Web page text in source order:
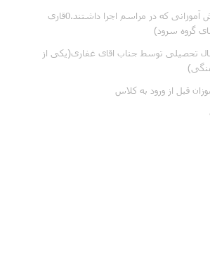
6-اهدای هدیه به دانش آموزانی که در مراسم اجرا داشتند.0قاری
گروه سرود)
تحصیلی توسط جناب اقای غفاری(یکی از